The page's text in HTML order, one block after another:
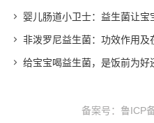
婴儿肠道小卫士：益生菌让宝
非泼罗尼益生菌：功效作用
给宝宝喝益生菌，是饭前为
备案号： 鲁ICP